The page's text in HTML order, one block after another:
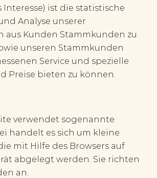
ist die statistische
Analyse unserer
aus Kunden Stammkunden zu
unseren Stammkunden
Service und spezielle
Preise bieten zu können.
verwendet sogenannte
handelt es sich um kleine
mit Hilfe des Browsers auf
abgelegt werden. Sie richten
an.